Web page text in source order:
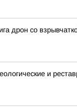
дрон со
и